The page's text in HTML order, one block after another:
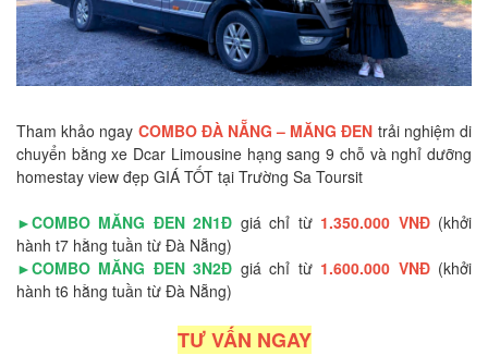
Tham khảo ngay COMBO ĐÀ NẴNG – MĂNG ĐEN trải nghiệm di
chuyển bằng xe Dcar Limousine hạng sang 9 chỗ và nghỉ dưỡng
homestay view đẹp GIÁ TỐT tại Trường Sa Toursit
►COMBO MĂNG ĐEN 2N1Đ giá chỉ từ 1.350.000 VNĐ(khởi
hành t7 hằng tuần từ Đà Nẵng)
►COMBO MĂNG ĐEN 3N2Đ giá chỉ từ 1.600.000 VNĐ(khởi
hành t6 hằng tuần từ Đà Nẵng)
TƯ VẤN NGAY